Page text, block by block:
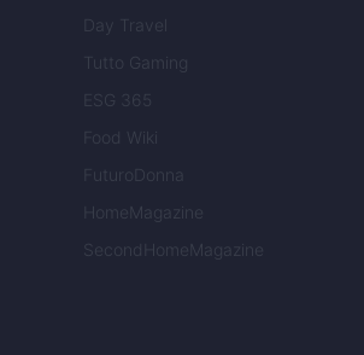
Day Travel
Tutto Gaming
ESG 365
Food Wiki
FuturoDonna
HomeMagazine
SecondHomeMagazine